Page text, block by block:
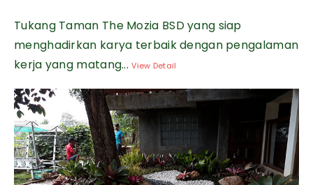
Tukang Taman The Mozia BSD yang siap
menghadirkan karya terbaik dengan pengalaman
kerja yang matang...View Detail